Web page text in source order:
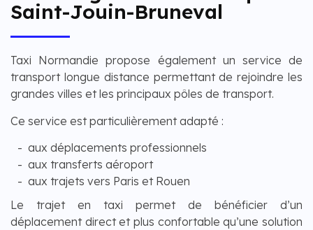
Saint-Jouin-Bruneval
Taxi Normandie propose également un service de
transport longue distance permettant de rejoindre les
grandes villes et les principaux pôles de transport.
Ce service est particulièrement adapté :
aux déplacements professionnels
aux transferts aéroport
aux trajets vers Paris et Rouen
Le trajet en taxi permet de bénéficier d’un
déplacement direct et plus confortable qu’une solution